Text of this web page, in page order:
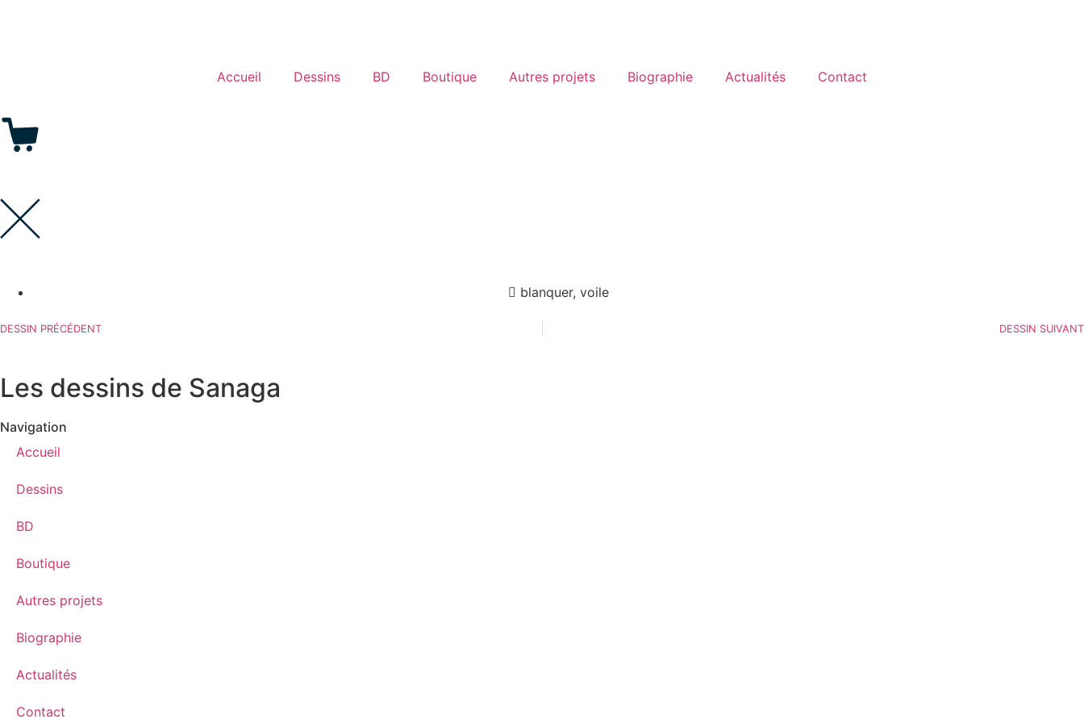
Accueil Dessins BD Boutique Autres projets Biographie Actualités Contact
blanquer, voile
DESSIN PRÉCÉDENT DESSIN SUIVANT
Les dessins de Sanaga
Navigation
Accueil
Dessins
BD
Boutique
Autres projets
Biographie
Actualités
Contact